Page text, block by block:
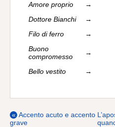
Amore proprio →
Dottore Bianchi
→
Filo di ferro
→
Buono
compromesso
→
Bello vestito
→
« Accento acuto e accento
grave